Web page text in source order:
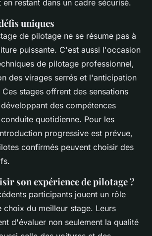
restant dans un cadre sécurisé.
uniques
de pilotage ne se résume pas à
puissante. C'est aussi l'occasion
de pilotage professionnel,
des virages serrés et l'anticipation
stages offrent des sensations
des compétences
quotidienne. Pour les
progressive est prévue,
confirmés peuvent choisir des
son expérience de pilotage ?
participants jouent un rôle
choix du meilleur stage. Leurs
d'évaluer non seulement la qualité